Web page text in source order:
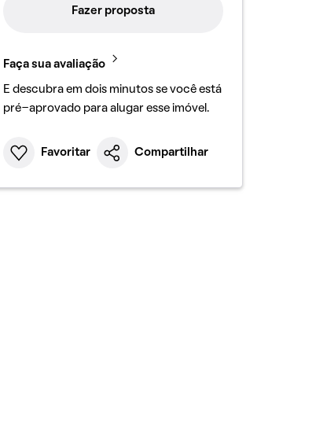
Fazer proposta
Faça sua avaliação
E descubra em dois minutos se você está
pré-aprovado para alugar esse imóvel.
Favoritar Compartilhar